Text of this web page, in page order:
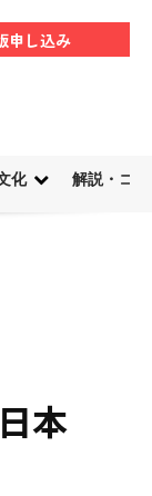
申し込み
化 解説・コ
本